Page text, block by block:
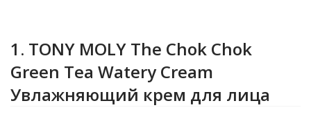
1. TONY MOLY The Chok Chok
Green Tea Watery Cream
Увлажняющий крем для лица